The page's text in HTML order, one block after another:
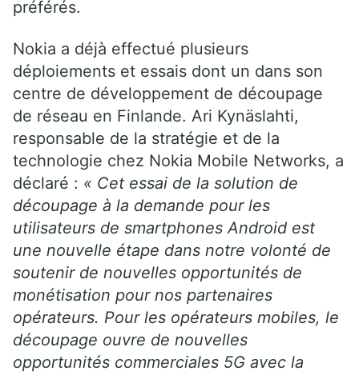
préférés.
Nokia a déjà effectué plusieurs
déploiements et essais dont un dans son
centre de développement de découpage
de réseau en Finlande. Ari Kynäslahti,
responsable de la stratégie et de la
technologie chez Nokia Mobile Networks, a
déclaré : « Cet essai de la solution de
découpage à la demande pour les
utilisateurs de smartphones Android est
une nouvelle étape dans notre volonté de
soutenir de nouvelles opportunités de
monétisation pour nos partenaires
opérateurs. Pour les opérateurs mobiles, le
découpage ouvre de nouvelles
opportunités commerciales 5G avec la